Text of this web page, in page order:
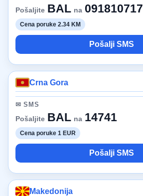
Pošaljite BAL na 091810717
Cena poruke 2.34 KM
Pošalji SMS
Crna Gora
✉ SMS
Pošaljite BAL na 14741
Cena poruke 1 EUR
Pošalji SMS
Makedonija